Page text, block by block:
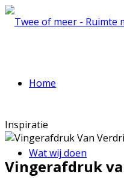
Home
Wat wij doen
Inspiratie
Vingerafdruk